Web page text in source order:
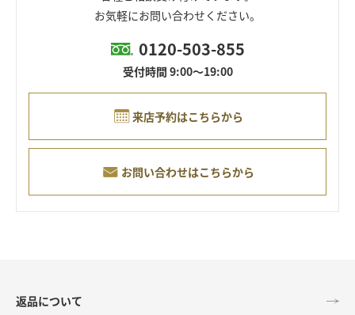
お気軽にお問い合わせください。
0120-503-855
受付時間 9:00～19:00
来店予約はこちらから
お問い合わせはこちらから
返品について